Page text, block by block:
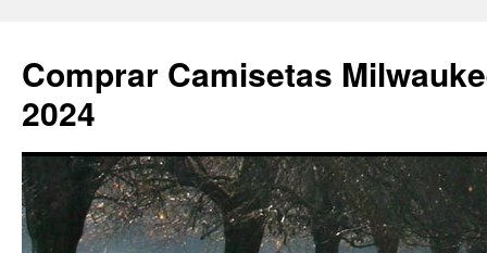
Comprar Camisetas
2024